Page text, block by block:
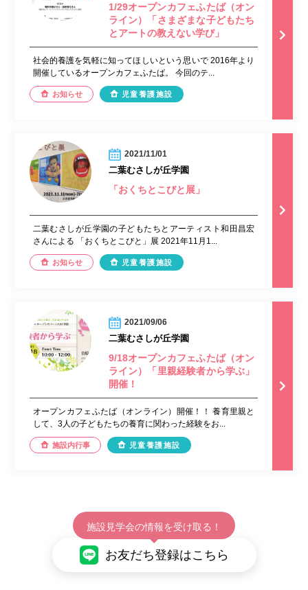
1/29オープンカフェふたば（オン
ライン）「さまざまな子どもたち
とアートの教えない学び」
社会的養護を気軽に知ってほしいという思いで 2016年より
開催しているオープンカフェふたば。 今回のテ...
お知らせ 児童養護施設
2021/11/01
二葉むさしが丘学園
「おくちとこびと展」
二葉むさしが丘学園の子どもたちとアーティスト和田昌宏
さんによる 「おくちとこびと」展 2021年11月1...
お知らせ 児童養護施設
2021/09/06
二葉むさしが丘学園
9/18オープンカフェふたば（オン
ライン）「里親経験者から学ぶ」
開催！
オープンカフェふたば（オンライン）開催！！ 養育里親と
して、3人の子どもたちの養育に関わった経験をお...
施設内行事 児童養護施設
施設見学会の情報を受け取る！
お友だち登録はこちら